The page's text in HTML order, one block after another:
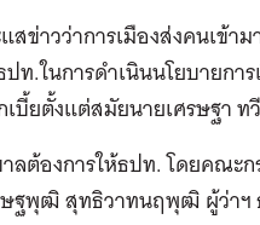
สข่าวว่าการเมืองส่งคนเข้า
ท.ในการดำเนินนโยบายกา
บี้ยตั้งแต่สมัยนายเศรษฐา
ลต้องการให้ธปท. โดยคณะ
ฐพุฒิ สุทธิวาทนฤพุฒิ ผู้ว่าฯ